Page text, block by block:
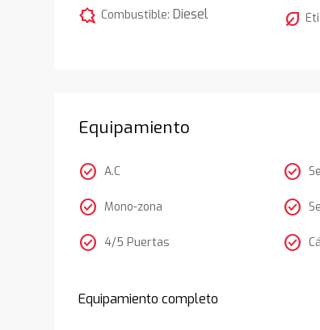
comic_bubble Combustible:Diesel nest_eco_leaf
Equipamiento
check_circle A.C
check_circle Mono-zona
check_circle 4/5 Puertas
check_circle
check_circle
check_circle
Equipamiento completo